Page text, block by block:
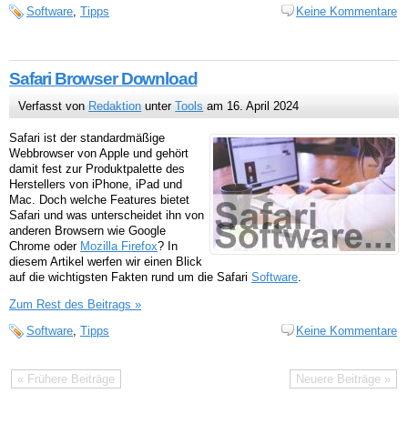
Software, Tipps Keine Kommentare
Safari Browser Download
Verfasst von Redaktion unterTools am 16. April 2024
Safari ist der standardmäßige
Webbrowser von Apple und gehört
damit fest zur Produktpalette des
Herstellers von iPhone, iPad und
Mac. Doch welche Features bietet
Safari und was unterscheidet ihn von
anderen Browsern wie Google
Chrome oder Mozilla Firefox? In
diesem Artikel werfen wir einen Blick
auf die wichtigsten Fakten rund um die Safari Software
Zum Rest des Beitrags »
Software, Tipps Keine Kommentare
« Frühere Beiträge Neuere Beiträge »